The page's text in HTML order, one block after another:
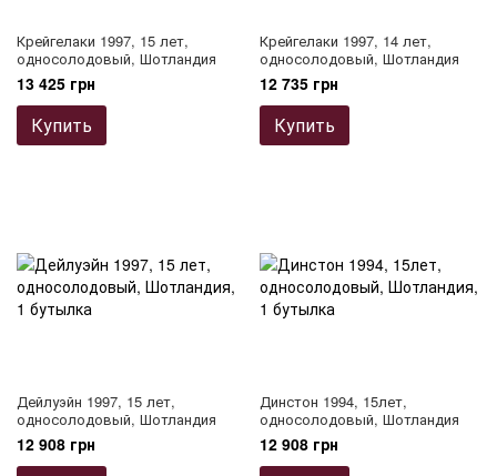
Крейгелаки 1997, 15 лет,
односолодовый, Шотландия
13 425 грн
Купить
Крейгелаки 1997, 14 лет,
односолодовый, Шотландия
12 735 грн
Купить
Дейлуэйн 1997, 15 лет,
односолодовый, Шотландия
12 908 грн
Динстон 1994, 15лет,
односолодовый, Шотландия
12 908 грн